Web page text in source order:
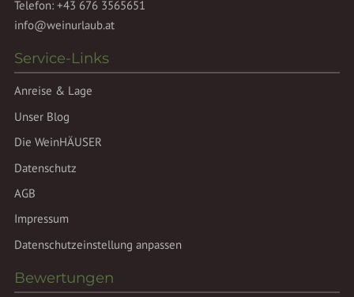
Telefon:+43 676 3565651
info@weinurlaub.at
Service-Links
Anreise & Lage
Unser Blog
Die WeinHÄUSER
Datenschutz
AGB
Impressum
Datenschutzeinstellung anpassen
Bewertungen